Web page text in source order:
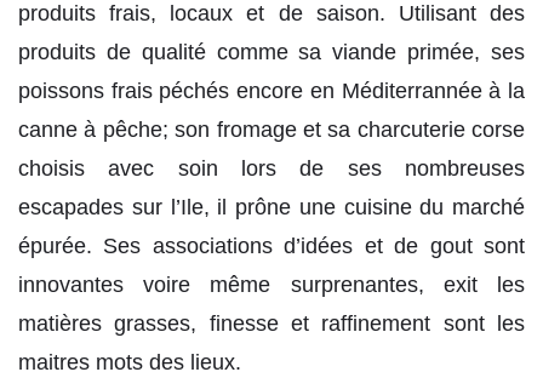
produits frais, locaux et de saison. Utilisant des
produits de qualité comme sa viande primée, ses
poissons frais péchés encore en Méditerrannée à la
canne à pêche; son fromage et sa charcuterie corse
choisis avec soin lors de ses nombreuses
escapades sur l’Ile, il prône une cuisine du marché
épurée. Ses associations d’idées et de gout sont
innovantes voire même surprenantes, exit les
matières grasses, finesse et raffinement sont les
maitres mots des lieux.